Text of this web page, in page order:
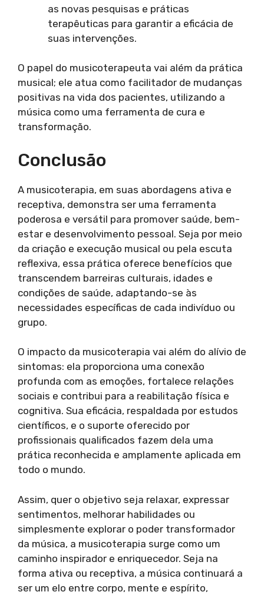
as novas pesquisas e práticas
terapêuticas para garantir a eficácia de
suas intervenções.
O papel do musicoterapeuta vai além da prática
musical; ele atua como facilitador de mudanças
positivas na vida dos pacientes, utilizando a
música como uma ferramenta de cura e
transformação.
Conclusão
A musicoterapia, em suas abordagens ativa e
receptiva, demonstra ser uma ferramenta
poderosa e versátil para promover saúde, bem-
estar e desenvolvimento pessoal. Seja por meio
da criação e execução musical ou pela escuta
reflexiva, essa prática oferece benefícios que
transcendem barreiras culturais, idades e
condições de saúde, adaptando-se às
necessidades específicas de cada indivíduo ou
grupo.
O impacto da musicoterapia vai além do alívio de
sintomas: ela proporciona uma conexão
profunda com as emoções, fortalece relações
sociais e contribui para a reabilitação física e
cognitiva. Sua eficácia, respaldada por estudos
científicos, e o suporte oferecido por
profissionais qualificados fazem dela uma
prática reconhecida e amplamente aplicada em
todo o mundo.
Assim, quer o objetivo seja relaxar, expressar
sentimentos, melhorar habilidades ou
simplesmente explorar o poder transformador
da música, a musicoterapia surge como um
caminho inspirador e enriquecedor. Seja na
forma ativa ou receptiva, a música continuará a
ser um elo entre corpo, mente e espírito,